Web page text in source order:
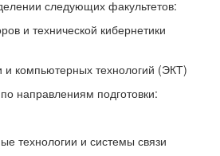
следующих факультетов:
и технической кибернетики
и компьютерных технологий (ЭКТ)
направлениям подготовки:
технологии и системы связи